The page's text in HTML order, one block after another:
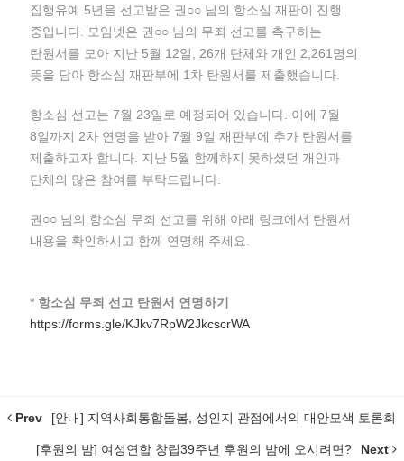
집행유예 5년을 선고받은 권○○ 님의 항소심 재판이 진행
중입니다. 모임넷은 권○○ 님의 무죄 선고를 촉구하는
탄원서를 모아 지난 5월 12일, 26개 단체와 개인 2,261명의
뜻을 담아 항소심 재판부에 1차 탄원서를 제출했습니다.
항소심 선고는 7월 23일로 예정되어 있습니다. 이에 7월
8일까지 2차 연명을 받아 7월 9일 재판부에 추가 탄원서를
제출하고자 합니다. 지난 5월 함께하지 못하셨던 개인과
단체의 많은 참여를 부탁드립니다.
권○○ 님의 항소심 무죄 선고를 위해 아래 링크에서 탄원서
내용을 확인하시고 함께 연명해 주세요.
* 항소심 무죄 선고 탄원서 연명하기
https://forms.gle/KJkv7RpW2JkcscrWA
Prev [안내] 지역사회통합돌봄, 성인지 관점에서의 대안모색 토론회
[후원의 밤] 여성연합 창립39주년 후원의 밤에 오시려면? Next